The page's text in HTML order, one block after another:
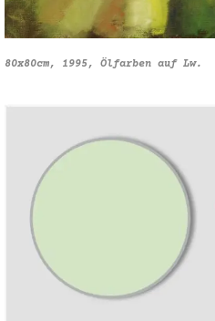
80x80cm, 1995, Ölfarben auf Lw.